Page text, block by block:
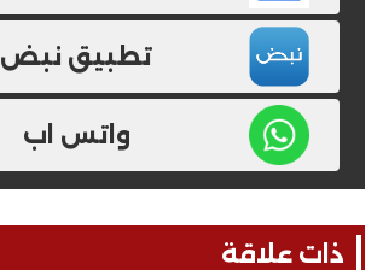
تطبيق نبض
واتس اب
ذات علاقة